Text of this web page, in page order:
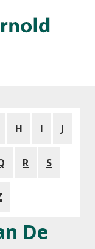
H I J
R S
De